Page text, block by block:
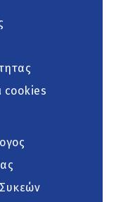
cookies